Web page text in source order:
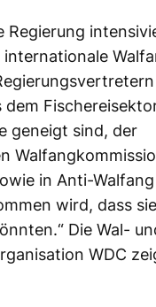
Regierung
internationale
dem
geneigt sind, der
in Anti-
wird, dass
Die Wal-
WDC